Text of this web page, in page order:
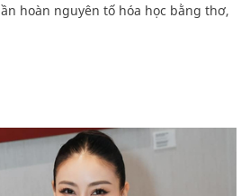
hoàn nguyên tố hóa học bằng thơ,